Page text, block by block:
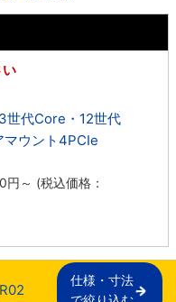
世代Core・12世代
ウント4PCIe
円 ～ (税込価格：
仕様・寸法